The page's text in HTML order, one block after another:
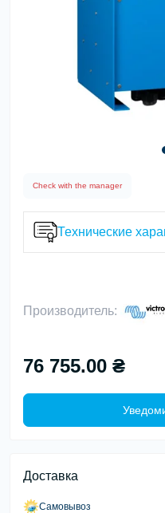
Check with the manager
Технические
Производитель:
76 755.00 ₴
Доставка
Самовывоз